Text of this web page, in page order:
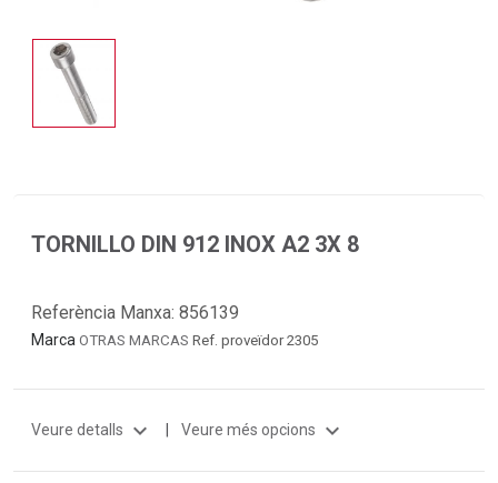
TORNILLO DIN 912 INOX A2 3X 8
Referència Manxa: 856139
Marca OTRAS MARCAS Ref. proveïdor 2305
Veure detalls expand_more | Veure més opcions expand_more